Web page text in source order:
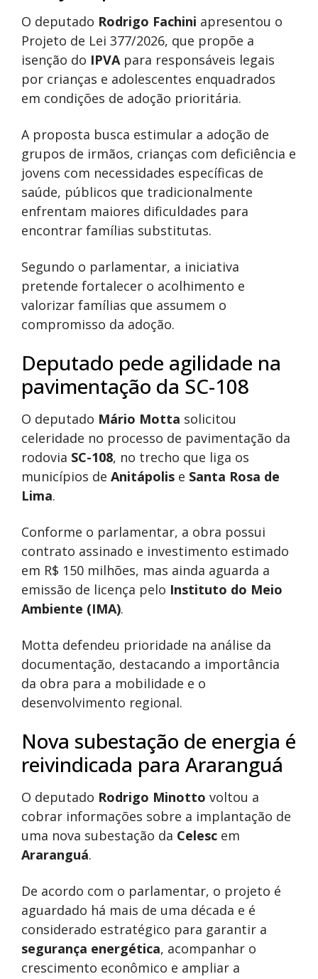
O deputado Rodrigo Fachini apresentou o
Projeto de Lei 377/2026, que propõe a
isenção do IPVApara responsáveis legais
por crianças e adolescentes enquadrados
em condições de adoção prioritária.
A proposta busca estimular a adoção de
grupos de irmãos, crianças com deficiência e
jovens com necessidades específicas de
saúde, públicos que tradicionalmente
enfrentam maiores dificuldades para
encontrar famílias substitutas.
Segundo o parlamentar, a iniciativa
pretende fortalecer o acolhimento e
valorizar famílias que assumem o
compromisso da adoção.
Deputado pede agilidade na
pavimentação da SC-108
O deputado Mário Motta solicitou
celeridade no processo de pavimentação da
rodovia SC-108, no trecho que liga os
municípios de Anitápolis e Santa Rosa de
Lima.
Conforme o parlamentar, a obra possui
contrato assinado e investimento estimado
em R$ 150 milhões, mas ainda aguarda a
emissão de licença pelo Instituto do Meio
Ambiente (IMA).
Motta defendeu prioridade na análise da
documentação, destacando a importância
da obra para a mobilidade e o
desenvolvimento regional.
Nova subestação de energia é
reivindicada para Araranguá
O deputado Rodrigo Minotto voltou a
cobrar informações sobre a implantação de
uma nova subestação da Celesc em
Araranguá.
De acordo com o parlamentar, o projeto é
aguardado há mais de uma década e é
considerado estratégico para garantir a
segurança energética, acompanhar o
crescimento econômico e ampliar a